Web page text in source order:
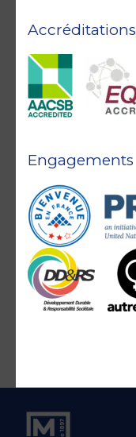
Accréditations
Engagements